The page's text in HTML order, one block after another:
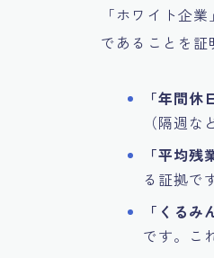
「ホワイト企
であることを証
「年間
（隔週
「平均残
る証拠で
「くるみ
です。こ